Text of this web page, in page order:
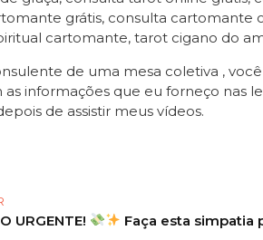
grátis, consulta
cartomante, tarot cigano do
de uma mesa coletiva ,
as informações que eu forneço nas
de assistir meus vídeos.
URGENTE! Faça esta simpatia poderosa p atrair prosperidade e abrir caminhos